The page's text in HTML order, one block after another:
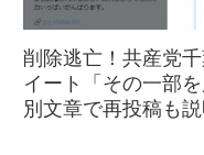
削除逃亡！共産党
イート「その一部
別文章で再投稿も